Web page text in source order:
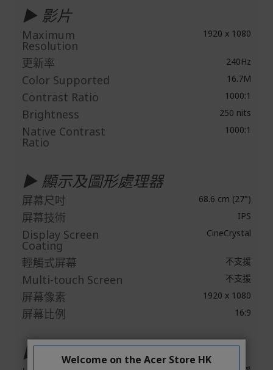
▶ 影片
Maximum
Resolution
1920 x 1080
更新率 240Hz
Color Supported 16.7M
Contrast Ratio 1000:1
Brightness 250 nits
Native Contrast
Ratio
1000:1
▶ 顯示及圖形處理器
屏幕尺吋 68.6 cm (27")
屏幕技術 IPS
Display Screen
Coating
CineCrystal
輕觸式屏幕 不支援
Multi-touch Screen 不支援
屏幕像素 1920 x 1080
屏幕比例 16:9
▶ 音效Welcome on the Acer Store HK